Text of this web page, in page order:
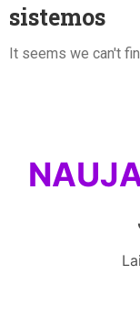
sistemos
It seems we can't